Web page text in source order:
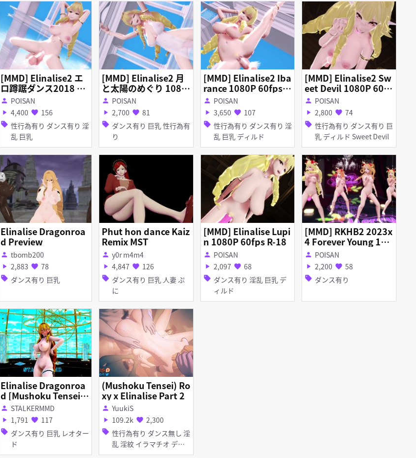
[MMD] Elinalise2 エ
ロ蹲踞ダンス2018 10
80P 60fps R-18
person POISAN
play_arrow 4,400 favorite 156
sell 性行為有り ダンス有り 淫
乱 巨乳
[MMD] Elinalise2 月
と太陽のめぐり 1080
P 60fps R-18
person POISAN
play_arrow 2,700 favorite 81
sell ダンス有り 巨乳 性行為有
り
[MMD] Elinalise2 Iba
rance 1080P 60fps R
-18
person POISAN
play_arrow 3,650 favorite 107
sell 性行為有り ダンス有り 淫
乱 巨乳 ディルド
[MMD] Elinalise2 Sw
eet Devil 1080P 60fp
s R-18
person POISAN
play_arrow 2,800 favorite 74
sell 性行為有り ダンス有り 巨
乳 ディルド Sweet Devil
Elinalise Dragonroa
d Preview
person tbomb200
play_arrow 2,883 favorite 78
sell ダンス有り 巨乳
Phut hon dance Kaiz
Remix MST
person y0r m4m4
play_arrow 4,847 favorite 126
sell ダンス有り 巨乳 人妻 ぷ
に
[MMD] Elinalise Lupi
n 1080P 60fps R-18
person POISAN
play_arrow 2,097 favorite 68
sell ダンス有り 淫乱 巨乳 デ
ィルド
[MMD] RKHB2 2023x
4 Forever Young 108
0P 60fps R-18
person POISAN
play_arrow 2,200 favorite 58
sell ダンス有り
Elinalise Dragonroa
d [Mushoku Tensei] -
[(G)I-DLE] WIFE
person STALKERMMD
play_arrow 1,791 favorite 117
sell ダンス有り 巨乳 レオター
ド
(Mushoku Tensei) Ro
xy x Elinalise Part 2
person YuukiS
play_arrow 109.2k favorite 2,300
sell 性行為有り ダンス無し 淫
乱 淫紋 イラマチオ ディ
ープスロート フェラ 乱交